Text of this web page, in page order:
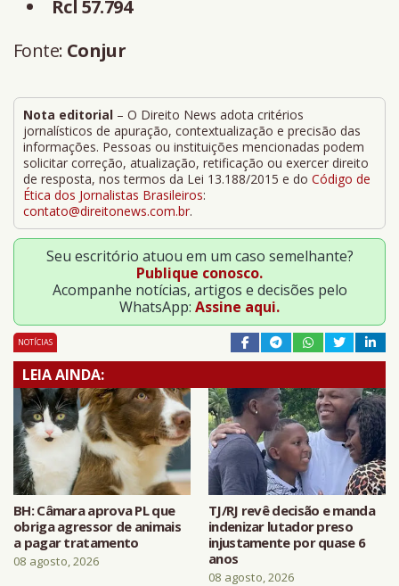
Rcl 57.794
Fonte: Conjur
Nota editorial – O Direito News adota critérios
jornalísticos de apuração, contextualização e precisão das
informações. Pessoas ou instituições mencionadas podem
solicitar correção, atualização, retificação ou exercer direito
de resposta, nos termos da Lei 13.188/2015 e do Código de
Ética dos Jornalistas Brasileiros:
contato@direitonews.com.br.
Seu escritório atuou em um caso semelhante?
Publique conosco.
Acompanhe notícias, artigos e decisões pelo
WhatsApp: Assine aqui.
NOTÍCIAS
LEIA AINDA:
BH: Câmara aprova PL que
obriga agressor de animais
a pagar tratamento
08 agosto, 2026
TJ/RJ revê decisão e manda
indenizar lutador preso
injustamente por quase 6
anos
08 agosto, 2026